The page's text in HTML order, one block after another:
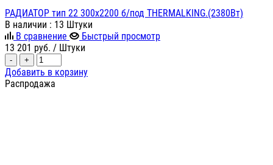
РАДИАТОР тип 22 300х2200 б/под THERMALKING.(2380Вт)
В наличии : 13 Штуки
В сравнение
Быстрый просмотр
13 201 руб. / Штуки
- +
Добавить в корзину
Распродажа